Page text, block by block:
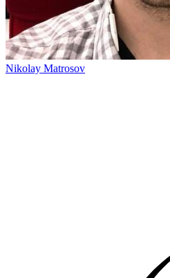
Nikolay Matrosov